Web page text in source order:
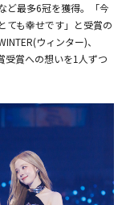
ど最多6冠を獲得。「今
ても幸せです」と受賞の
ウィンター)、
受賞への想いを1人ずつ